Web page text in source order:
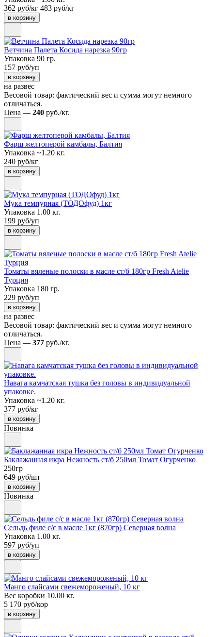
362 руб/кг 483 руб/кг
в корзину
Ветчина Палета Косида нарезка 90гр
Упаковка 90 гр.
157 руб/уп
в корзину
на развес
Весовой товар: фактический вес и сумма могут немного
отличаться.
Цена — 240 руб./кг.
Фарш желтоперой камбалы, Балтия
Упаковка ~1.20 кг.
240 руб/кг
в корзину
Мука темпурная (ТОДОфуд) 1кг
Упаковка 1.00 кг.
199 руб/уп
в корзину
Томаты вяленые полоски в масле ст/б 180гр Fresh Atelie
Турция
Упаковка 180 гр.
229 руб/уп
в корзину
на развес
Весовой товар: фактический вес и сумма могут немного
отличаться.
Цена — 377 руб./кг.
Навага камчатская тушка без головы в индивидуальной
упаковке.
Упаковка ~1.20 кг.
377 руб/кг
в корзину
Новинка
Баклажанная икра Нежность ст/б 250мл Томат Огурченко
250гр
649 руб/шт
в корзину
Новинка
Сельдь филе с/с в масле 1кг (870гр) Северная волна
Упаковка 1.00 кг.
597 руб/уп
в корзину
Манго слайсами свежемороженый, 10 кг
Вес коробки 10.00 кг.
5 170 руб/кор
в корзину